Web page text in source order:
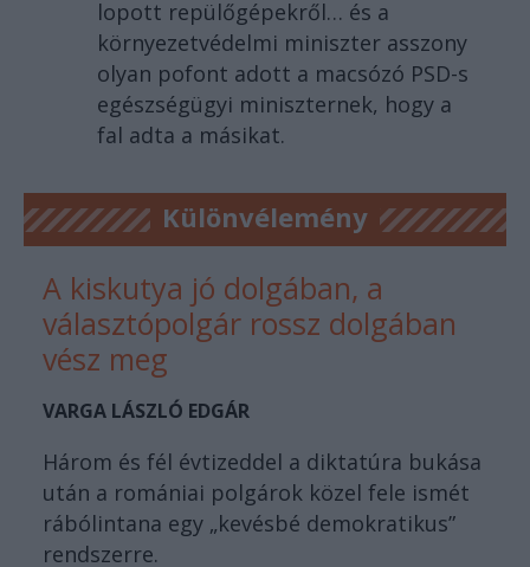
lopott repülőgépekről… és a
környezetvédelmi miniszter asszony
olyan pofont adott a macsózó PSD-s
egészségügyi miniszternek, hogy a
fal adta a másikat.
Különvélemény
A kiskutya jó dolgában, a
választópolgár rossz dolgában
vész meg
VARGA LÁSZLÓ EDGÁR
Három és fél évtizeddel a diktatúra bukása
után a romániai polgárok közel fele ismét
rábólintana egy „kevésbé demokratikus”
rendszerre.